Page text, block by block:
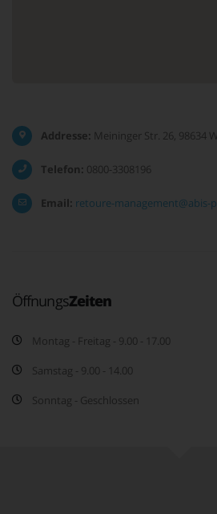
Addresse: Meininger Str. 26, 98634
Telefon: 0800-3308196
Email: retoure-management@abis-
ÖffnungsZeiten
Montag - Freitag - 9.00 - 17.00
Samstag - 9.00 - 14.00
Sonntag - Geschlossen